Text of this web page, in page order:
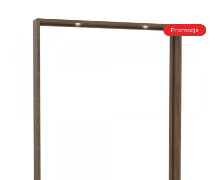
Promocja